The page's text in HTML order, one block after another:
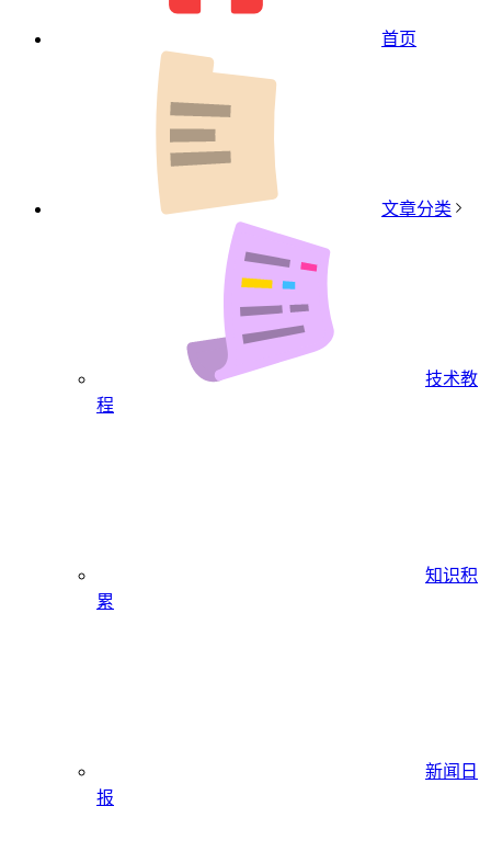
首页
文章分类
技术教
程
知识积
累
新闻日
报